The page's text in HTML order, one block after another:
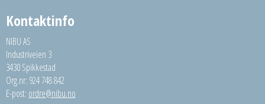
Kontaktinfo
NIBU AS
Industriveien 3
3430 Spikkestad
Org.nr: 924 748 842
E-post: ordre@nibu.no